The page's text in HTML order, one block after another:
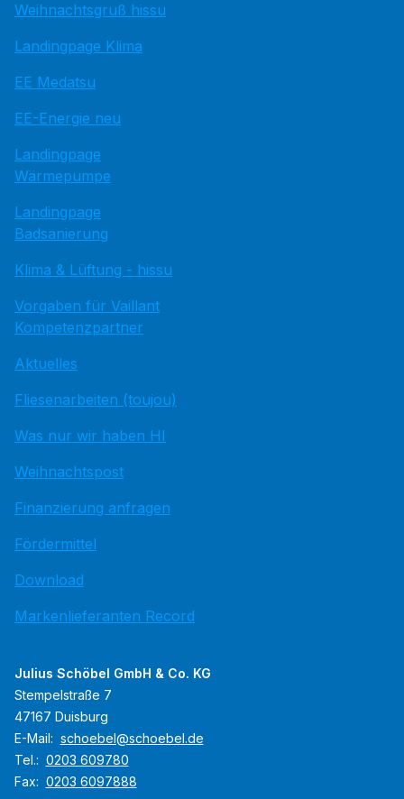
Weihnachtsgruß hissu
Landingpage Klima
EE Medatsu
EE-Energie neu
Landingpage
Wärmepumpe
Landingpage
Badsanierung
Klima & Lüftung - hissu
Vorgaben für Vaillant
Kompetenzpartner
Aktuelles
Fliesenarbeiten (toujou)
Was nur wir haben HI
Weihnachtspost
Finanzierung anfragen
Fördermittel
Download
Markenlieferanten Record
Julius Schöbel GmbH & Co. KG
Stempelstraße 7
47167 Duisburg
E-Mail: schoebel@schoebel.de
Tel.: 0203 609780
Fax: 0203 6097888